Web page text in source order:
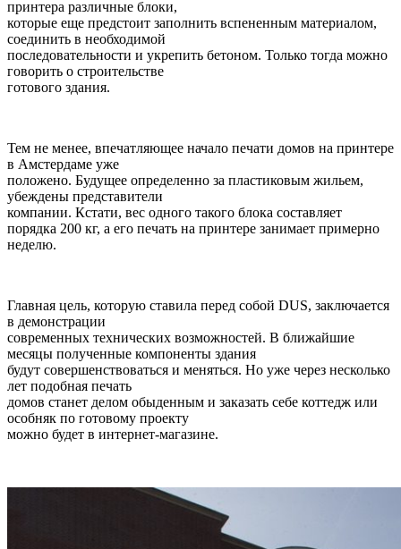
принтера различные блоки,
которые еще предстоит заполнить вспененным материалом,
соединить в необходимой
последовательности и укрепить бетоном. Только тогда можно
говорить о строительстве
готового здания.
Тем не менее, впечатляющее начало печати домов на принтере
в Амстердаме уже
положено. Будущее определенно за пластиковым жильем,
убеждены представители
компании. Кстати, вес одного такого блока составляет
порядка 200 кг, а его печать на принтере занимает примерно
неделю.
Главная цель, которую ставила перед собой DUS, заключается
в демонстрации
современных технических возможностей. В ближайшие
месяцы полученные компоненты здания
будут совершенствоваться и меняться. Но уже через несколько
лет подобная печать
домов станет делом обыденным и заказать себе коттедж или
особняк по готовому проекту
можно будет в интернет-магазине.